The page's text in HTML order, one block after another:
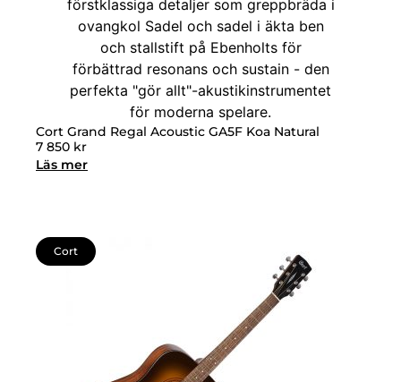
Cort Grand Regal Acoustic GA5F Koa Natural
7 850 kr
Läs mer
Cort